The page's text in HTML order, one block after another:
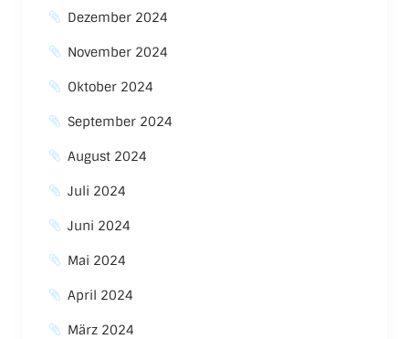
Dezember 2024
November 2024
Oktober 2024
September 2024
August 2024
Juli 2024
Juni 2024
Mai 2024
April 2024
März 2024